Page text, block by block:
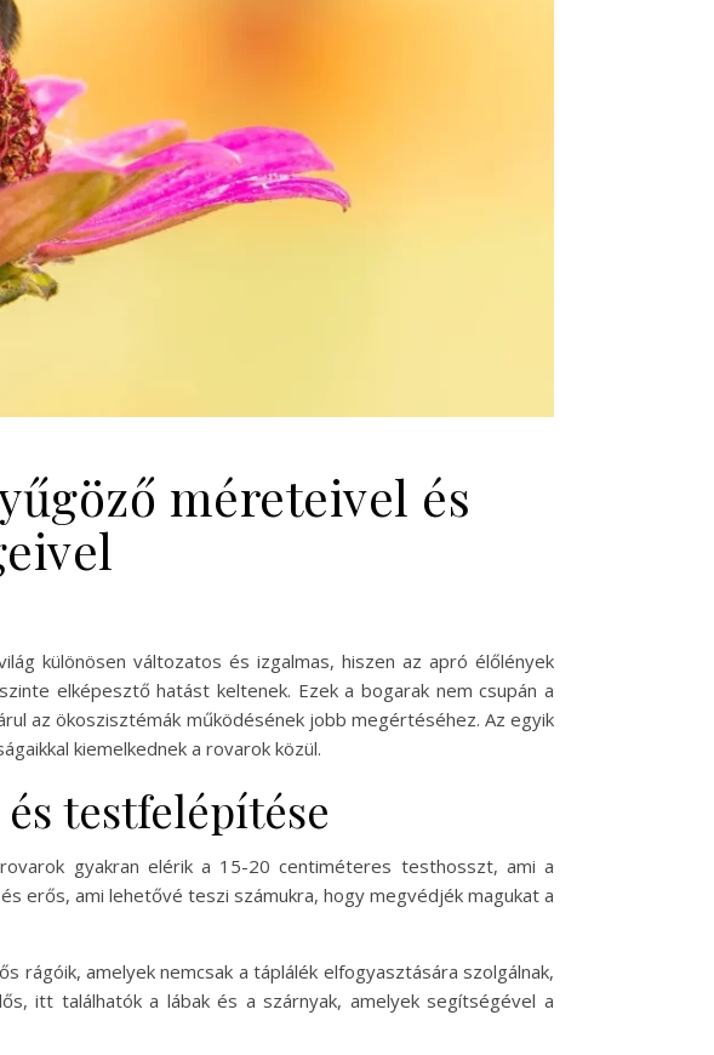
méreteivel és
különösen változatos és izgalmas, hiszen az apró élőlények
elképesztő hatást keltenek. Ezek a bogarak nem csupán a
az ökoszisztémák működésének jobb megértéséhez. Az egyik
kiemelkednek a rovarok közül.
testfelépítése
gyakran elérik a 15-20 centiméteres testhosszt, ami a
erős, ami lehetővé teszi számukra, hogy megvédjék magukat a
rágóik, amelyek nemcsak a táplálék elfogyasztására szolgálnak,
itt találhatók a lábak és a szárnyak, amelyek segítségével a